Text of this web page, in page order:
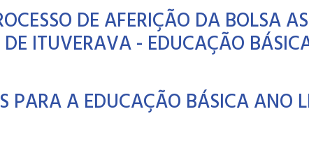
DE AFERIÇÃO DA BOLSA
ITUVERAVA - EDUCAÇÃO
PARA A EDUCAÇÃO BÁSICA ANO